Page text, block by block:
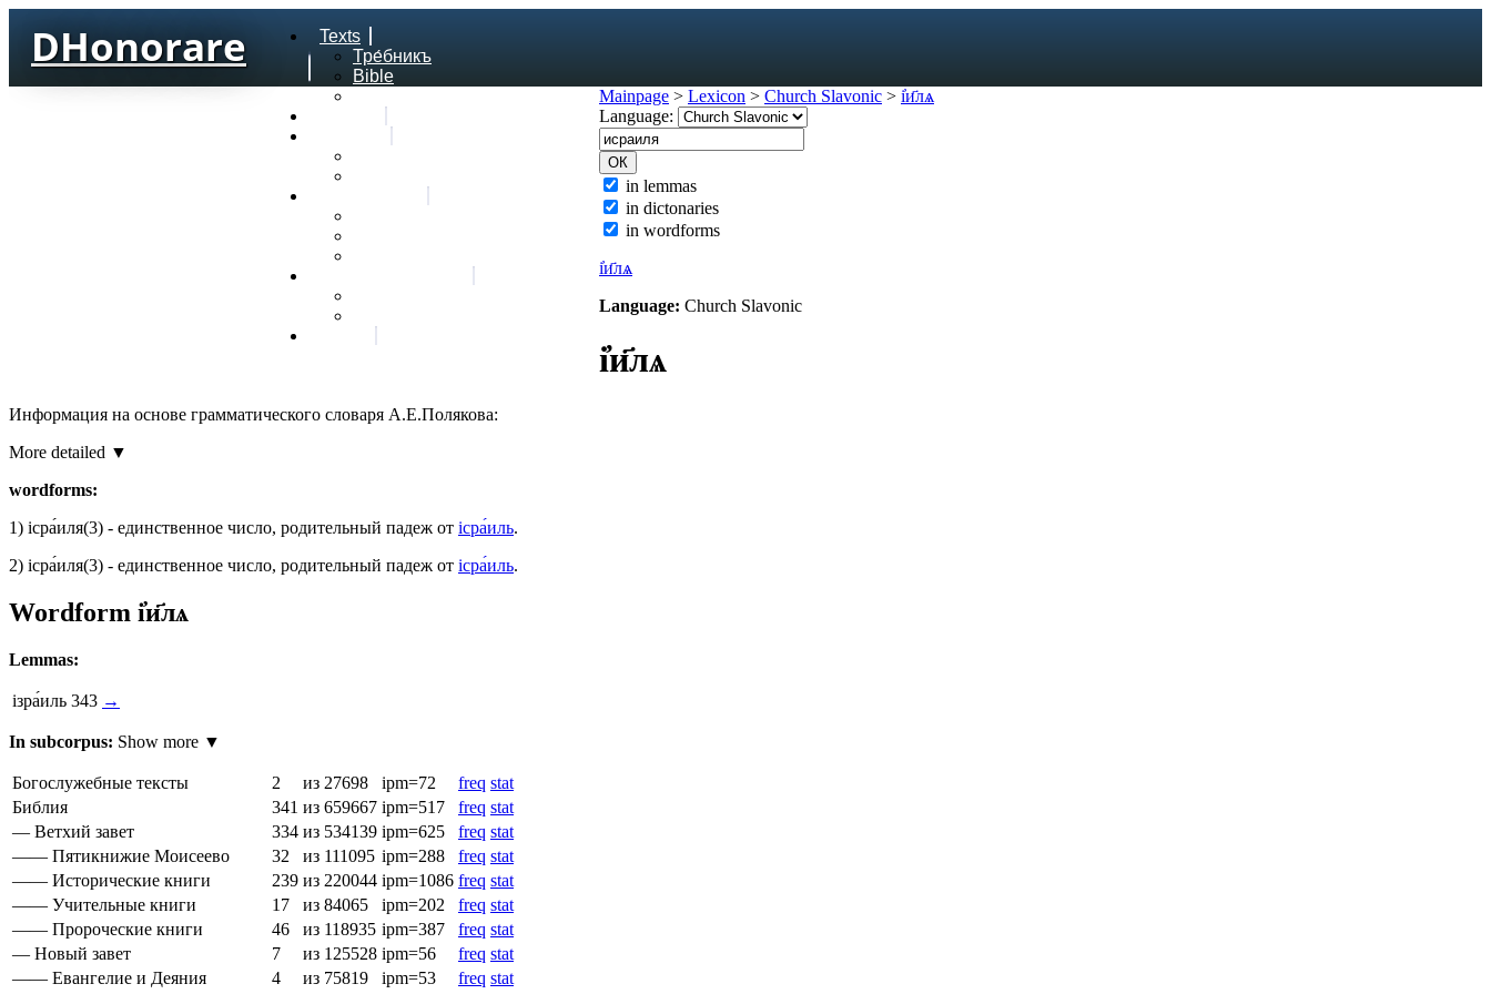
DHonorare
Texts
Тре́бникъ
Bible
Mainpage > Lexicon > Church Slavonic > і҆и҃лѧ
Language:
in lemmas
in dictonaries
in wordforms
і҆и҃лѧ
Language: Church Slavonic
і҆и҃лѧ
Информация на основе грамматического словаря А.Е.Полякова:
More detailed ▼
wordforms:
1) ісра́иля(3) - единственное число, родительный падеж от ісра́иль.
2) ісра́иля(3) - единственное число, родительный падеж от ісра́иль.
Wordform і҆и҃лѧ
Lemmas:
ізра́иль 343 →
In subcorpus: Show more ▼
Богослужебные тексты 2 из 27698 ipm=72 freq stat
Библия
341 из 659667 ipm=517 freq stat
— Ветхий завет
334 из 534139 ipm=625 freq stat
—— Пятикнижие Моисеево
32 из 111095 ipm=288 freq stat
—— Исторические книги
239 из 220044 ipm=1086 freq stat
—— Учительные книги
17 из 84065 ipm=202 freq stat
—— Пророческие книги
46 из 118935 ipm=387 freq stat
— Новый завет
7 из 125528 ipm=56 freq stat
—— Евангелие и Деяния
4 из 75819 ipm=53 freq stat